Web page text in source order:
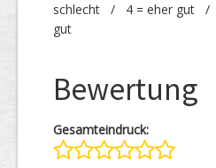
schlecht / 4 = eher gut
gut
Bewertung
Gesamteindruck: